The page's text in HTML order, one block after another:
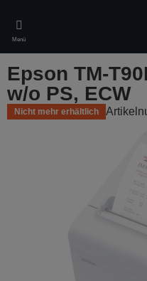
main
content
Menü
Epson TM-
w/o PS, ECW
Nicht mehr erhältlich